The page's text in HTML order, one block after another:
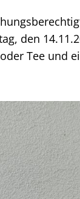
den
Tee und